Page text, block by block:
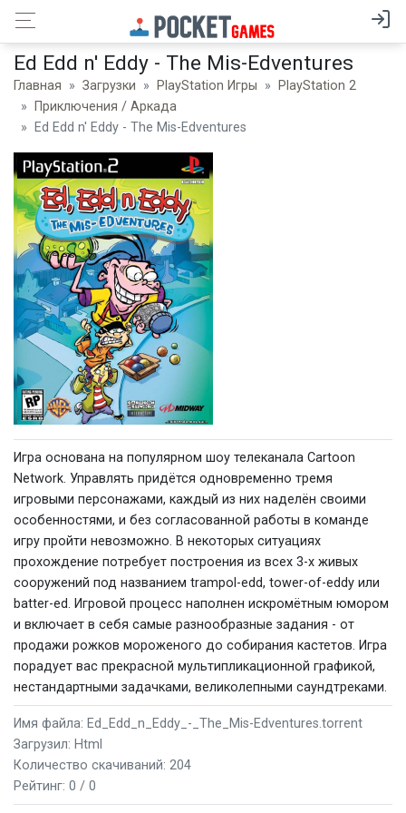
Ed Edd n' Eddy - The Mis-Edventures
Главная Загрузки PlayStation Игры
PlayStation 2
Приключения / Аркада
Ed Edd n' Eddy - The Mis-Edventures
Игра основана на популярном шоу телеканала Cartoon
Network. Управлять придётся одновременно тремя
игровыми персонажами, каждый из них наделён своими
особенностями, и без согласованной работы в команде
игру пройти невозможно. В некоторых ситуациях
прохождение потребует построения из всех 3-х живых
сооружений под названием trampol-edd, tower-of-eddy или
batter-ed. Игровой процесс наполнен искромётным юмором
и включает в себя самые разнообразные задания - от
продажи рожков мороженого до собирания кастетов. Игра
порадует вас прекрасной мультипликационной графикой,
нестандартными задачками, великолепными саундтреками.
Имя файла: Ed_Edd_n_Eddy_-_The_Mis-Edventures.torrent
Загрузил: Html
Количество скачиваний: 204
Рейтинг: 0 / 0